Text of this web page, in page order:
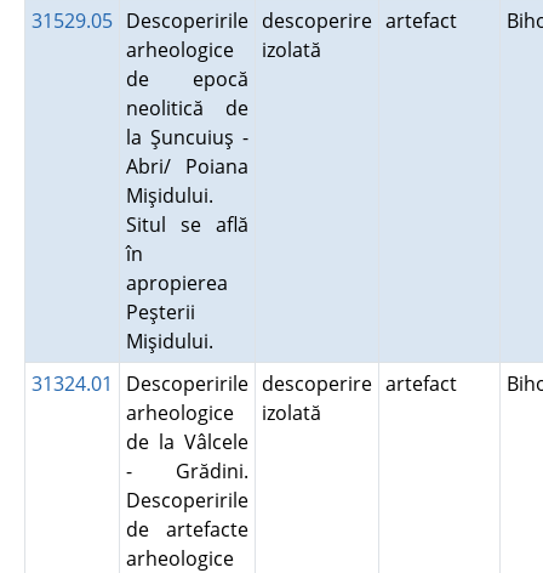
31529.05 Descoperirile
arheologice
de epocă
neolitică de
la Şuncuiuş -
Abri/ Poiana
Mişidului.
Situl se află
în
apropierea
Peşterii
Mişidului.
descoperire
izolată
artefact
31324.01
Descoperirile
arheologice
de la Vâlcele
- Grădini.
Descoperirile
de artefacte
arheologice
descoperire
izolată
artefact